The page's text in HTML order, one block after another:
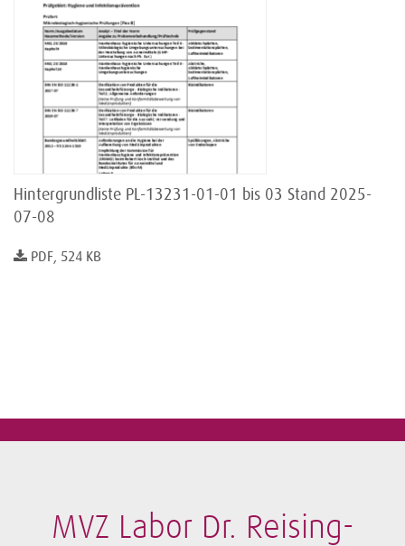
Hintergrundliste PL-13231-01-01 bis 03 Stand 2025-
07-08
PDF, 524 KB
MVZ Labor Dr. Reising-